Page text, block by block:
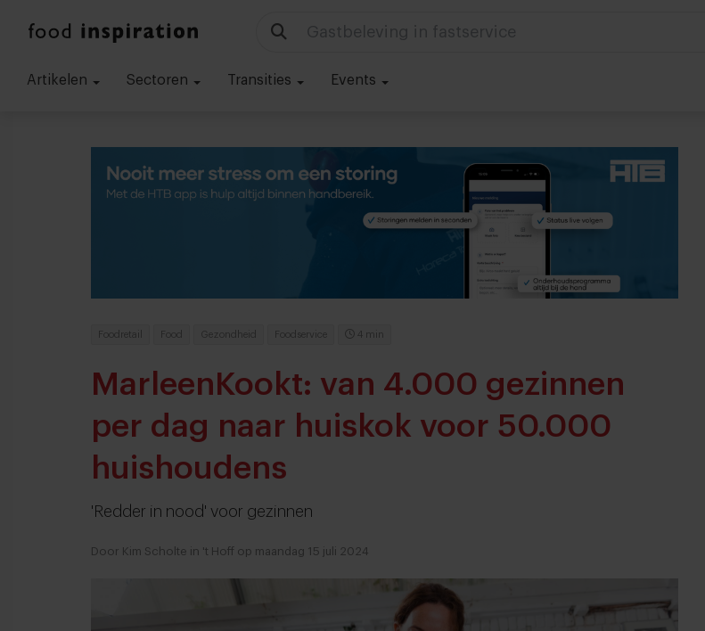
Technologie in foodservice
Artikelen Sectoren Transities Events
Foodretail Food Gezondheid Foodservice 4 min
MarleenKookt: van 4.000 gezinnen
per dag naar huiskok voor 50.000
huishoudens
'Redder in nood' voor gezinnen
Door Kim Scholte in 't Hoff op maandag 15 juli 2024